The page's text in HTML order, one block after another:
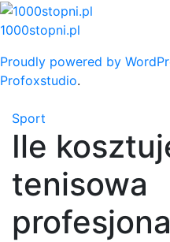
Skip
to
1000stopni.pl
Proudly powered by
Profoxstudio.
Sport
Ile
tenisowa